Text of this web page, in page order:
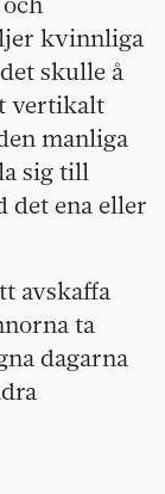
kvinnliga
skulle å
vertikalt
manliga
sig till
det ena eller
avskaffa
ta
dagarna